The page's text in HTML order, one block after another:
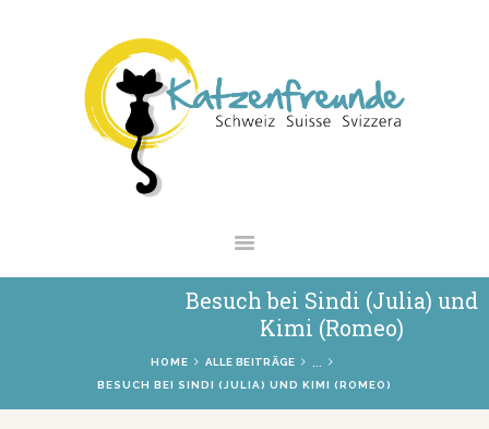
Besuch bei Sindi (Julia) und
Kimi (Romeo)
HOME ALLE BEITRÄGE
BESUCH BEI SINDI (JULIA) UND KIMI (ROMEO)
NEWS
VERMITTLUNG
INTERESSANTES
SHOP